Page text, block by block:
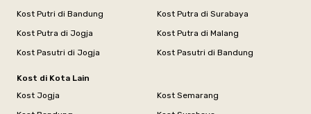
Kost Putri di Bandung
Kost Putra di Surabaya
Kost Putra di Jogja
Kost Putra di Malang
Kost Pasutri di Jogja
Kost Pasutri di Bandung
Kost di Kota Lain
Kost Jogja
Kost Semarang